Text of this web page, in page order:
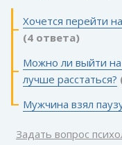
Хочется перейти
(4 ответа)
Можно ли выйти
лучше расстаться?
Мужчина взял
Задать вопрос